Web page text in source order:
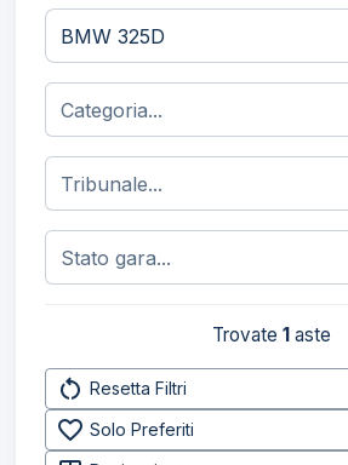
Trovate 1 aste
restart_alt Resetta Filtri
favorite_border Solo Preferiti